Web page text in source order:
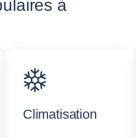
à
Climatisation